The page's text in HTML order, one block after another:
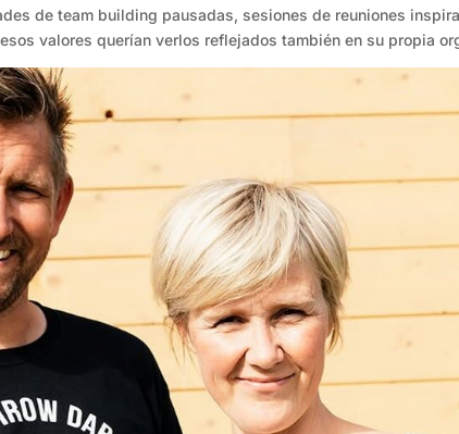
de team building pausadas, sesiones de reuniones
valores querían verlos reflejados también en su propia